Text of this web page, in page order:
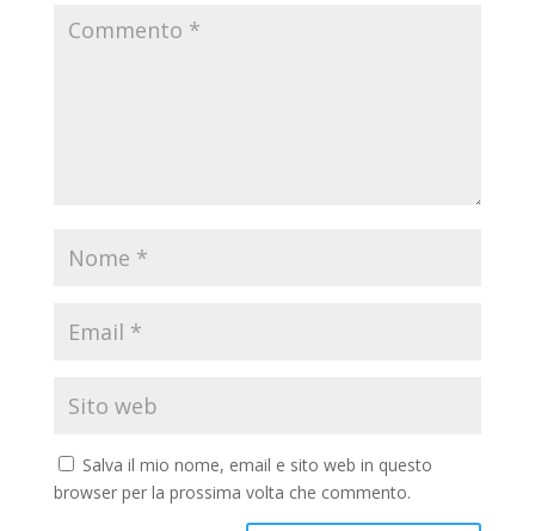
Salva il mio nome, email e sito web in questo
browser per la prossima volta che commento.